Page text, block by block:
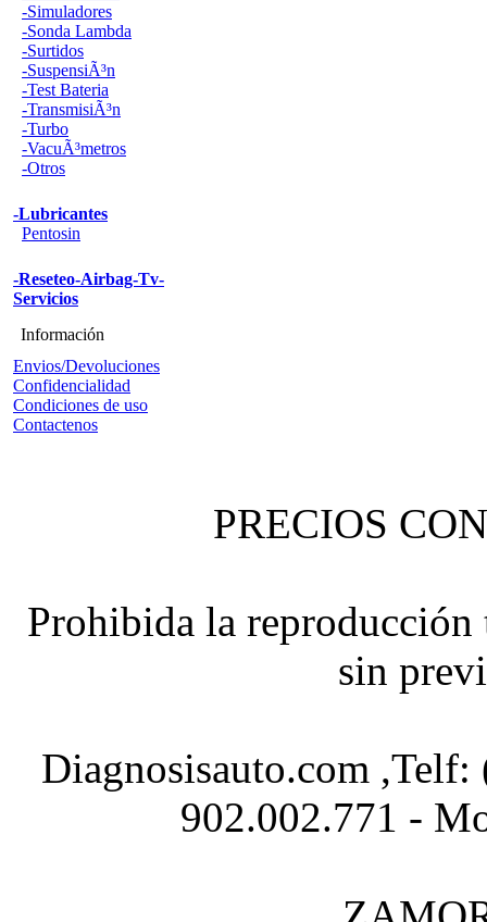
-Simuladores
-Sonda Lambda
-Surtidos
-SuspensiÃ³n
-Test Bateria
-TransmisiÃ³n
-Turbo
-VacuÃ³metros
-Otros
-Lubricantes
Pentosin
-Reseteo-Airbag-Tv-
Servicios
Información
Envios/Devoluciones
Confidencialidad
Condiciones de uso
Contactenos
PRECIOS
Prohibida la
sin
Diagnosisauto.com
902.002.771 -